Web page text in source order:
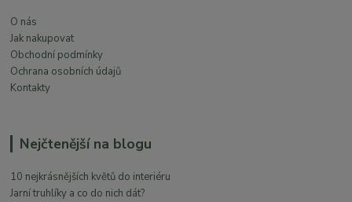
O nás
Jak nakupovat
Obchodní podmínky
Ochrana osobních údajů
Kontakty
Nejčtenější na blogu
10 nejkrásnějších květů do interiéru
Jarní truhlíky a co do nich dát?